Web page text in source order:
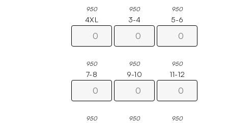
950 950 950
4XL
950
3-4
950
5-6
950
7-8
950
9-10
950
11-12
950